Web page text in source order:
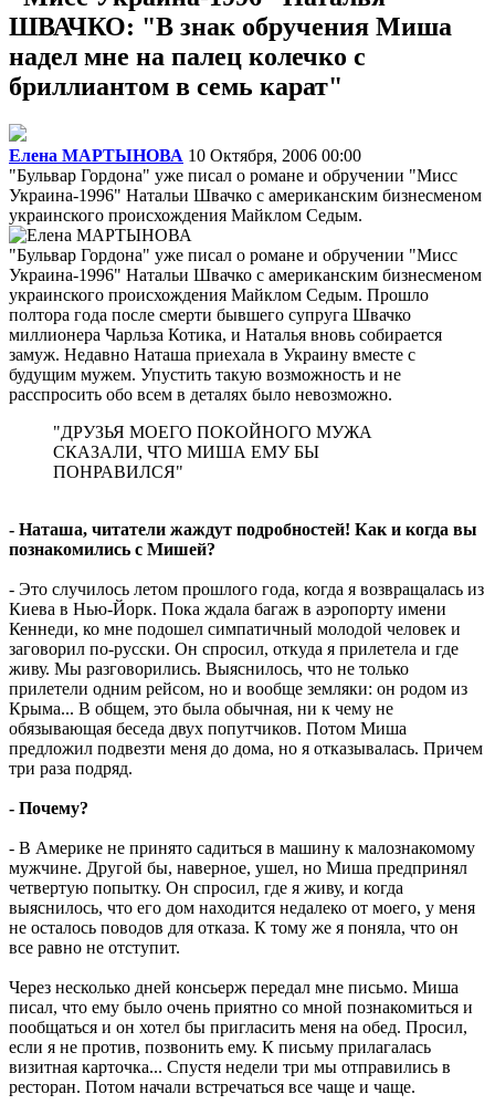
ШВАЧКО: "В знак обручения Миша
надел мне на палец колечко с
бриллиантом в семь карат"
Елена МАРТЫНОВА 10 Октября, 2006 00:00
"Бульвар Гордона" уже писал о романе и обручении "Мисс
Украина-1996" Натальи Швачко с американским бизнесменом
украинского происхождения Майклом Седым.
"Бульвар Гордона" уже писал о романе и обручении "Мисс
Украина-1996" Натальи Швачко с американским бизнесменом
украинского происхождения Майклом Седым. Прошло
полтора года после смерти бывшего супруга Швачко
миллионера Чарльза Котика, и Наталья вновь собирается
замуж. Недавно Наташа приехала в Украину вместе с
будущим мужем. Упустить такую возможность и не
расспросить обо всем в деталях было невозможно.
"ДРУЗЬЯ МОЕГО ПОКОЙНОГО МУЖА
СКАЗАЛИ, ЧТО МИША ЕМУ БЫ
ПОНРАВИЛСЯ"
- Наташа, читатели жаждут подробностей! Как и когда вы
познакомились с Мишей?
- Это случилось летом прошлого года, когда я возвращалась из
Киева в Нью-Йорк. Пока ждала багаж в аэропорту имени
Кеннеди, ко мне подошел симпатичный молодой человек и
заговорил по-русски. Он спросил, откуда я прилетела и где
живу. Мы разговорились. Выяснилось, что не только
прилетели одним рейсом, но и вообще земляки: он родом из
Крыма... В общем, это была обычная, ни к чему не
обязывающая беседа двух попутчиков. Потом Миша
предложил подвезти меня до дома, но я отказывалась. Причем
три раза подряд.
- Почему?
- В Америке не принято садиться в машину к малознакомому
мужчине. Другой бы, наверное, ушел, но Миша предпринял
четвертую попытку. Он спросил, где я живу, и когда
выяснилось, что его дом находится недалеко от моего, у меня
не осталось поводов для отказа. К тому же я поняла, что он
все равно не отступит.
Через несколько дней консьерж передал мне письмо. Миша
писал, что ему было очень приятно со мной познакомиться и
пообщаться и он хотел бы пригласить меня на обед. Просил,
если я не против, позвонить ему. К письму прилагалась
визитная карточка... Спустя недели три мы отправились в
ресторан. Потом начали встречаться все чаще и чаще.